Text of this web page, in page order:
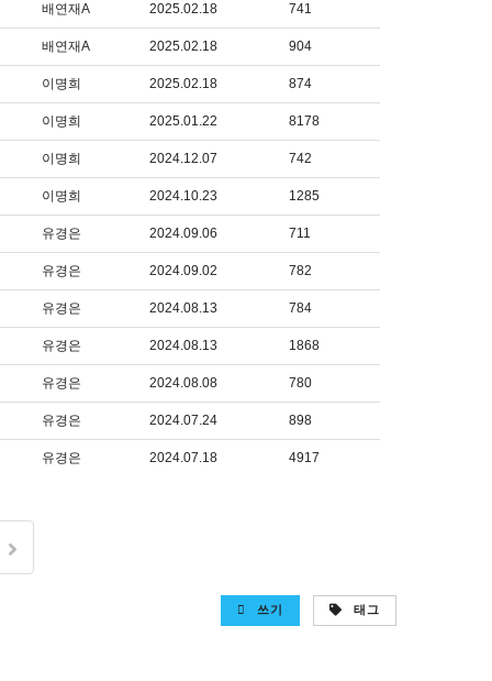
배연재A 2025.02.18 741
배연재A 2025.02.18 904
이명희 2025.02.18 874
이명희 2025.01.22 8178
이명희 2024.12.07 742
이명희 2024.10.23 1285
유경은 2024.09.06 711
유경은 2024.09.02 782
유경은 2024.08.13 784
유경은 2024.08.13 1868
유경은 2024.08.08 780
유경은 2024.07.24 898
유경은 2024.07.18 4917
쓰기 태그